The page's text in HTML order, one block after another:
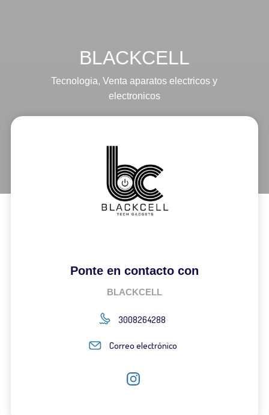
BLACKCELL
Tecnologia,Venta aparatos electricos y
electronicos
Ponte en contacto con
BLACKCELL
3008264288
Correo electrónico